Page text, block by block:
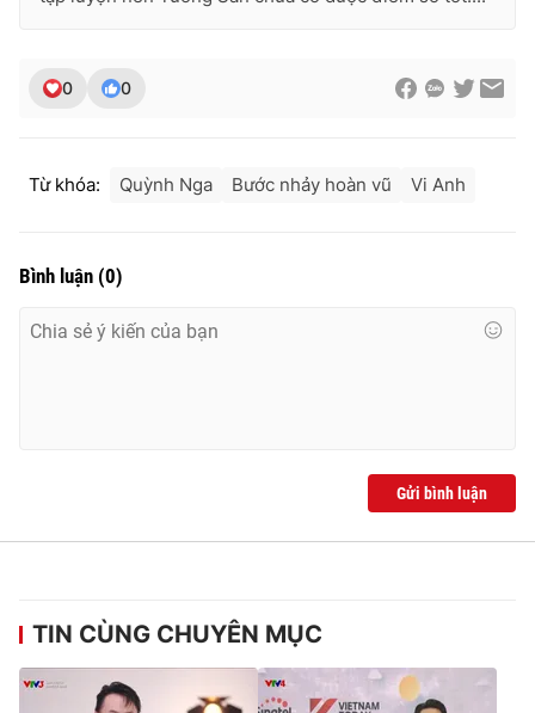
0 0
Từ khóa: Quỳnh Nga Bước nhảy hoàn vũ Vi Anh
Bình luận (0)
Gửi bình luận
TIN CÙNG CHUYÊN MỤC